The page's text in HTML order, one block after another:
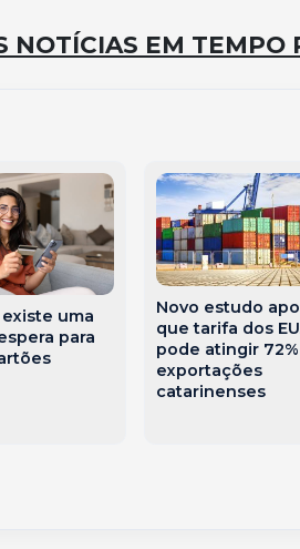
NOTÍCIAS EM TEMPO
uma
para
Novo estudo
que tarifa dos
pode atingir
exportações
catarinenses